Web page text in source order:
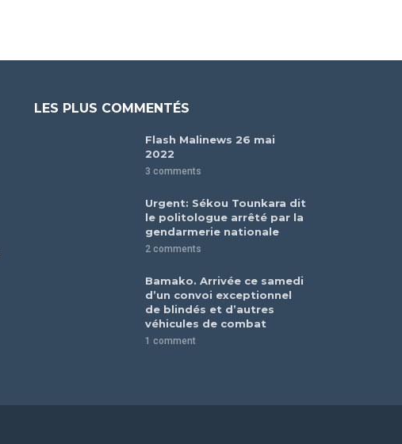
LES PLUS COMMENTÉS
Flash Malinews 26 mai
2022
3 comments
Urgent: Sékou Tounkara dit
le politologue arrêté par la
gendarmerie nationale
2 comments
Bamako. Arrivée ce samedi
d’un convoi exceptionnel
de blindés et d’autres
véhicules de combat
1 comment